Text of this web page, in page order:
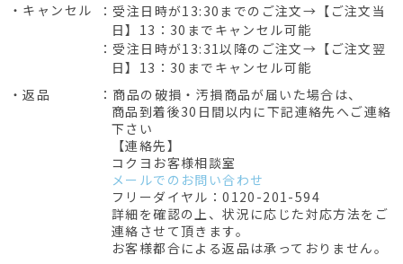
・キャンセル
：受注日時が13:30までのご注文→【ご注文当
日】13：30までキャンセル可能
：受注日時が13:31以降のご注文→【ご注文翌
日】13：30までキャンセル可能
・返品
：商品の破損・汚損商品が届いた場合は、
商品到着後30日間以内に下記連絡先へご連絡
下さい
【連絡先】
コクヨお客様相談室
メールでのお問い合わせ
フリーダイヤル：0120-201-594
詳細を確認の上、状況に応じた対応方法をご
連絡させて頂きます。
お客様都合による返品は承っておりません。